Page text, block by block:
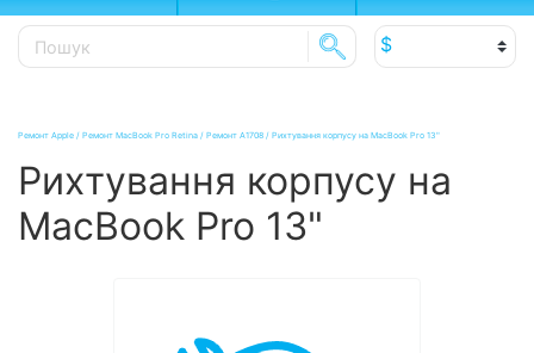
Ремонт Apple / Ремонт MacBook Pro Retina / Ремонт A1708 / Рихтування корпусу на MacBook Pro 13"
Рихтування корпусу на
MacBook Pro 13"